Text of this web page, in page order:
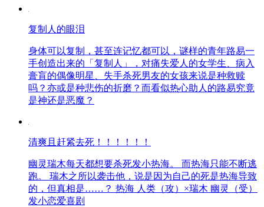
复制人的眼泪
身体可以复制，甚至连记忆都可以，谜样的青年路易一
手创造出来的「复制人」，对痛失爱人的女学生、病入
膏肓的偶像明星、失手杀死男友的女孩来说是种救赎
吗？亦或是种悲伤的折磨？而看似热心助人的路易究竟
是神还是恶魔？
清爽且赶紧去死！！！！！！
幽灵瑞木每天都想要杀死发小热海。 而热海只能不断逃
跑。 瑞木之所以袭击他，说是因为自己的死是热海导致
的，但真相是……？ 热海 人类（攻）×瑞木 幽灵（受）
发小恋爱喜剧